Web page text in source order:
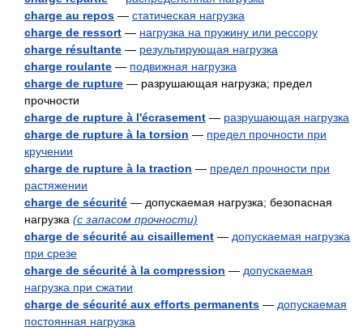
charge au repos — статическая нагрузка
charge de ressort — нагрузка на пружину или рессору
charge résultante — результирующая нагрузка
charge roulante — подвижная нагрузка
charge de rupture — разрушающая нагрузка; предел
прочности
charge de rupture à l'écrasement — разрушающая нагрузка
charge de rupture à la torsion — предел прочности при
кручении
charge de rupture à la traction — предел прочности при
растяжении
charge de sécurité — допускаемая нагрузка; безопасная
нагрузка (с запасом прочности)
charge de sécurité au cisaillement — допускаемая нагрузка
при срезе
charge de sécurité à la compression — допускаемая
нагрузка при сжатии
charge de sécurité aux efforts permanents — допускаемая
постоянная нагрузка